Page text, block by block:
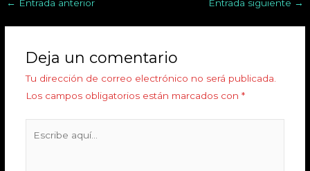
← Entrada anterior Entrada siguiente →
Deja un comentario
Tu dirección de correo electrónico no será publicada.
Los campos obligatorios están marcados con *